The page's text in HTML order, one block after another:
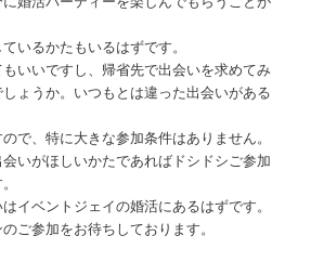
いるかたもいるはずです。
いいですし、帰省先で出会いを求めてみ
ょうか。いつもとは違った出会いがある
で、特に大きな参加条件はありません。
いがほしいかたであればドシドシご参加
イベントジェイの婚活にあるはずです。
ご参加をお待ちしております。